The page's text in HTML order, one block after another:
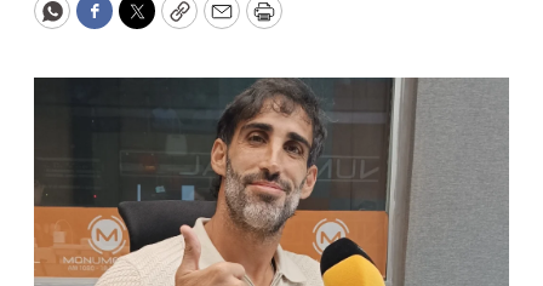
WhatsApp
Facebook
Twitter
CopyEmailPrint